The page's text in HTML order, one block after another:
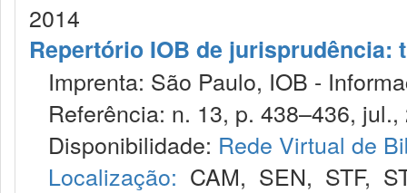
2014
Repertório IOB de
Imprenta: São Paulo, IOB -
Referência: n. 13, p. 438–436, jul.,
Disponibilidade: Rede Virtual de
Localização: CAM, SEN, STF,